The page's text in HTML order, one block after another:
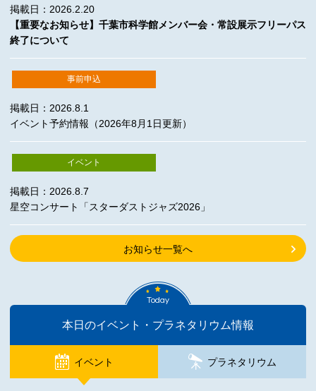
掲載日：2026.2.20
【重要なお知らせ】千葉市科学館メンバー会・常設展示フリーパス
終了について
事前申込
掲載日：2026.8.1
イベント予約情報（2026年8月1日更新）
イベント
掲載日：2026.8.7
星空コンサート「スターダストジャズ2026」
お知らせ一覧へ
Today
本日のイベント・プラネタリウム情報
イベント プラネタリウム